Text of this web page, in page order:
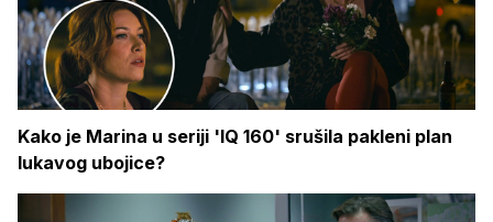
Kako je Marina u seriji 'IQ 160' srušila pakleni plan
lukavog ubojice?